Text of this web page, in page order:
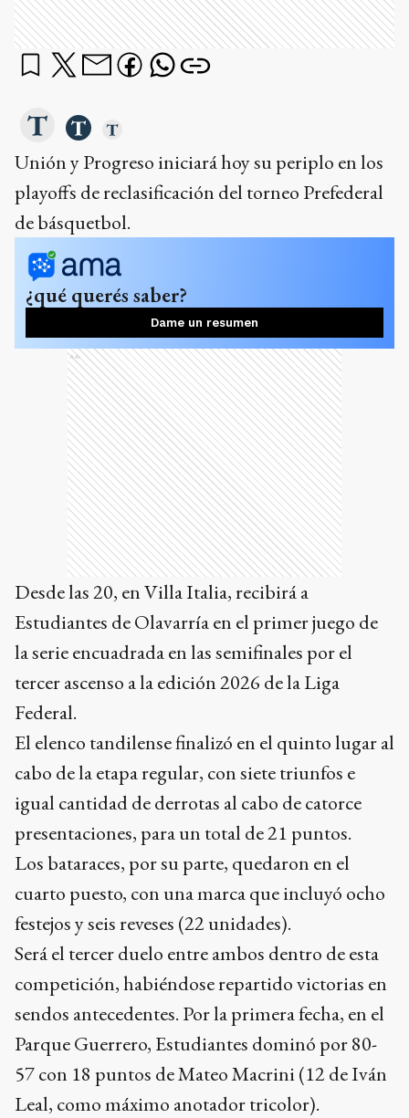
Unión y Progreso iniciará hoy su periplo en los
playoffs de reclasificación del torneo Prefederal
de básquetbol.
¿qué querés saber?
Dame un resumen
Ads
Desde las 20, en Villa Italia, recibirá a
Estudiantes de Olavarría en el primer juego de
la serie encuadrada en las semifinales por el
tercer ascenso a la edición 2026 de la Liga
Federal.
El elenco tandilense finalizó en el quinto lugar al
cabo de la etapa regular, con siete triunfos e
igual cantidad de derrotas al cabo de catorce
presentaciones, para un total de 21 puntos.
Los bataraces, por su parte, quedaron en el
cuarto puesto, con una marca que incluyó ocho
festejos y seis reveses (22 unidades).
Será el tercer duelo entre ambos dentro de esta
competición, habiéndose repartido victorias en
sendos antecedentes. Por la primera fecha, en el
Parque Guerrero, Estudiantes dominó por 80-
57 con 18 puntos de Mateo Macrini (12 de Iván
Leal, como máximo anotador tricolor).